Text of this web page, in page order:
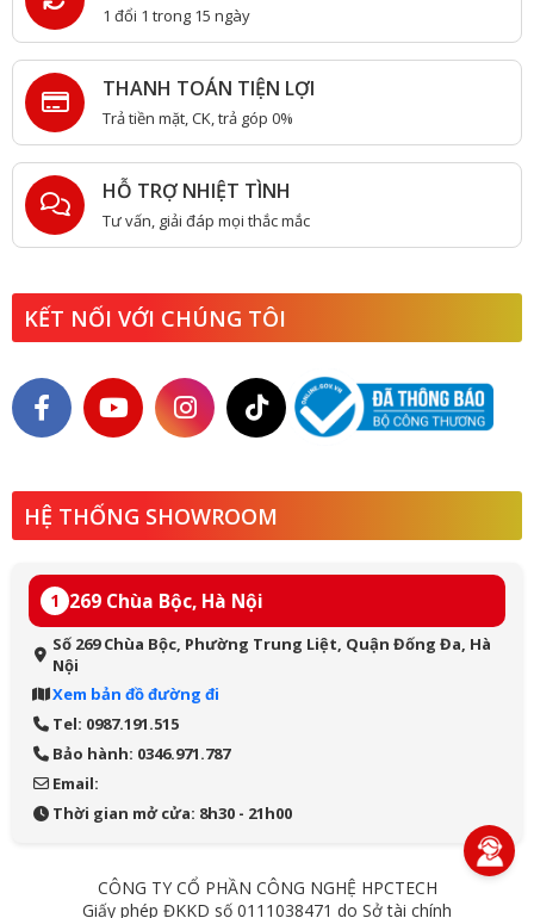
1 đổi 1 trong 15 ngày
THANH TOÁN TIỆN LỢI
Trả tiền mặt, CK, trả góp 0%
HỖ TRỢ NHIỆT TÌNH
Tư vấn, giải đáp mọi thắc mắc
KẾT NỐI VỚI CHÚNG TÔI
HỆ THỐNG SHOWROOM
1 269 Chùa Bộc, Hà Nội
Số 269 Chùa Bộc, Phường Trung Liệt, Quận Đống Đa, Hà
Nội
Xem bản đồ đường đi
Tel: 0987.191.515
Bảo hành: 0346.971.787
Email:
Thời gian mở cửa: 8h30 - 21h00
CÔNG TY CỔ PHẦN CÔNG NGHỆ HPCTECH
Giấy phép ĐKKD số 0111038471 do Sở tài chính